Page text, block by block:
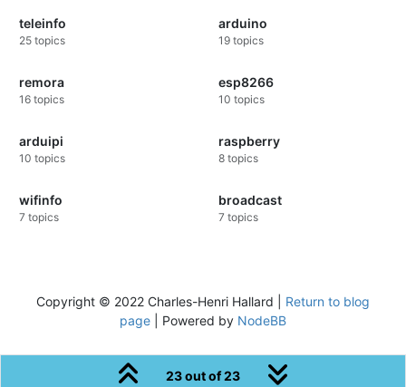
23 out of 23
teleinfo
25 topics
arduino
19 topics
remora
16 topics
esp8266
10 topics
arduipi
10 topics
raspberry
8 topics
wifinfo
7 topics
broadcast
7 topics
Copyright © 2022 Charles-Henri Hallard | Return to blog
page | Powered by NodeBB